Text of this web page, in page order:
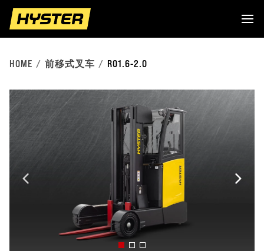
HOME 前移式叉车 RO1.6-2.0